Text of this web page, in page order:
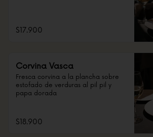
$17.900
Corvina Vasca
Fresca corvina a la plancha sobre
estofado de verduras al pil pil y
papa dorada
$18.900